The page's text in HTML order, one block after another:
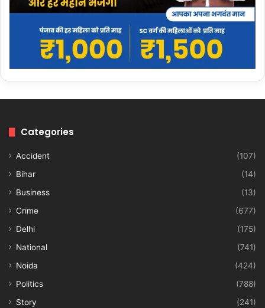
Categories
Accident
(107)
Bihar
(14)
Business
(13)
Crime
(677)
Delhi
(175)
National
(741)
Noida
(424)
Politics
(788)
Story
(241)